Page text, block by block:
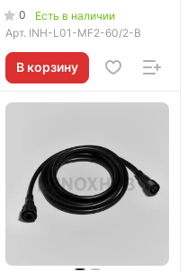
0
Есть в наличии
Арт. INH-L01-MF2-60/2-B
В корзину